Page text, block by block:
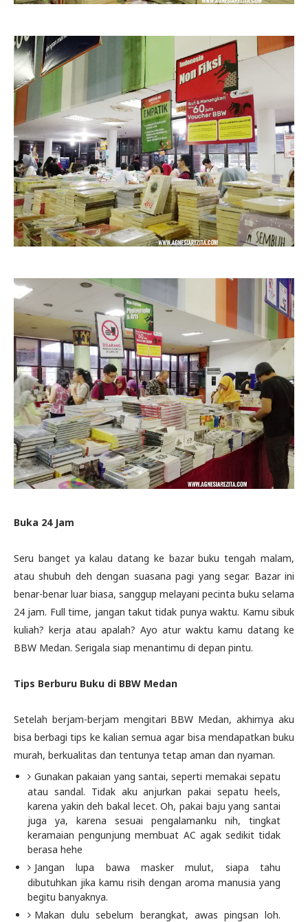
Buka 24 Jam
Seru banget ya kalau datang ke bazar buku tengah malam,
atau shubuh deh dengan suasana pagi yang segar. Bazar ini
benar-benar luar biasa, sanggup melayani pecinta buku selama
24 jam. Full time, jangan takut tidak punya waktu. Kamu sibuk
kuliah? kerja atau apalah? Ayo atur waktu kamu datang ke
BBW Medan. Serigala siap menantimu di depan pintu.
Tips Berburu Buku di BBW Medan
Setelah berjam-berjam mengitari BBW Medan, akhirnya aku
bisa berbagi tips ke kalian semua agar bisa mendapatkan buku
murah, berkualitas dan tentunya tetap aman dan nyaman.
Gunakan pakaian yang santai, seperti memakai sepatu
atau sandal. Tidak aku anjurkan pakai sepatu heels,
karena yakin deh bakal lecet. Oh, pakai baju yang santai
juga ya, karena sesuai pengalamanku nih, tingkat
keramaian pengunjung membuat AC agak sedikit tidak
berasa hehe
Jangan lupa bawa masker mulut, siapa tahu
dibutuhkan jika kamu risih dengan aroma manusia yang
begitu banyaknya.
Makan dulu sebelum berangkat, awas pingsan loh.